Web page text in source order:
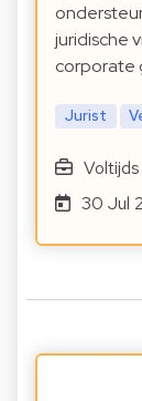
juridische
corporate
Jurist
Voltijds
30 Jul